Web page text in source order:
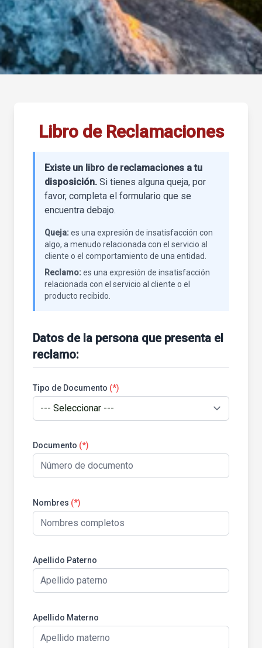
Libro de Reclamaciones
Existe un libro de reclamaciones a tu
disposición. Si tienes alguna queja, por
favor, completa el formulario que se
encuentra debajo.
Queja:es una expresión de insatisfacción con
algo, a menudo relacionada con el servicio al
cliente o el comportamiento de una entidad.
Reclamo:es una expresión de insatisfacción
relacionada con el servicio al cliente o el
producto recibido.
Datos de la persona que presenta el
reclamo:
Tipo de Documento (*)
Documento (*)
Nombres (*)
Apellido Paterno
Apellido Materno